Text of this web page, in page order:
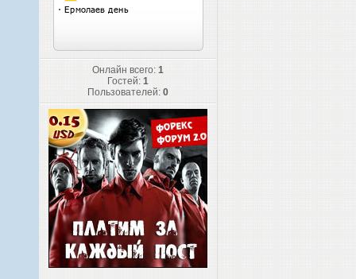
Онлайн всего: 1
Гостей: 1
Пользователей: 0